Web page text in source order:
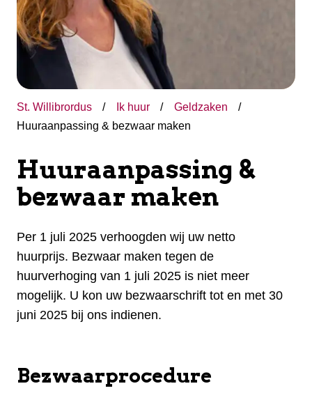
St. Willibrordus Ik huur
Geldzaken
Huuraanpassing & bezwaar maken
Huuraanpassing &
bezwaar maken
Per 1 juli 2025 verhoogden wij uw netto
huurprijs. Bezwaar maken tegen de
huurverhoging van 1 juli 2025 is niet meer
mogelijk. U kon uw bezwaarschrift tot en met 30
juni 2025 bij ons indienen.
Bezwaarprocedure